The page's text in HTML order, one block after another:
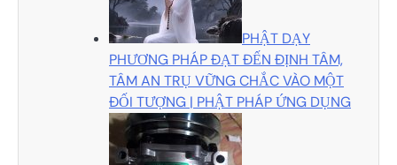
PHẬT DẠY
PHƯƠNG PHÁP ĐẠT ĐẾN ĐỊNH TÂM,
TÂM AN TRỤ VỮNG CHẮC VÀO MỘT
ĐỐI TƯỢNG | PHẬT PHÁP ỨNG DỤNG